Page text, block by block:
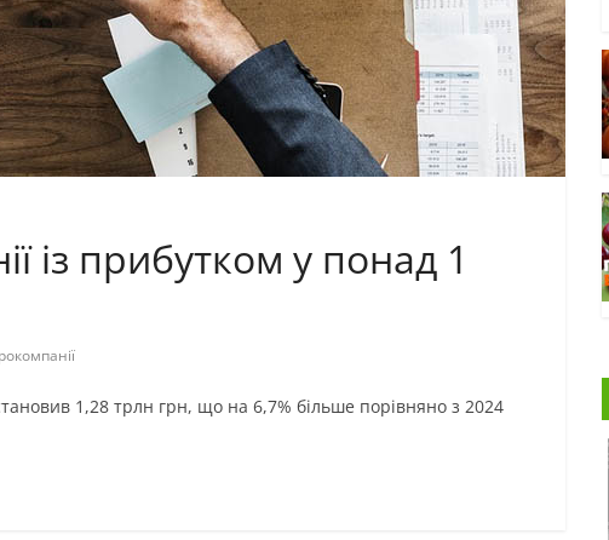
із прибутком у понад 1
1,28 трлн грн, що на 6,7% більше порівняно з 2024